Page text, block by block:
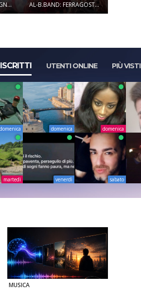
AL-B.BAND: FERRAGOST...
UTENTI ONLINE PIÙ VISTI
domenica domenica domenica
martedì venerdì sabato
MUSICA